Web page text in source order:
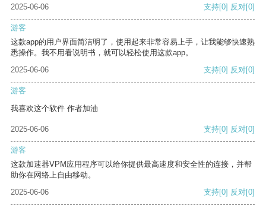
2025-06-06
支持[0] 反对[0]
游客
这款app的用户界面简洁明了，使用起来非常容易上手，让我能够快速熟
悉操作。我不用看说明书，就可以轻松使用这款app。
2025-06-06
支持[0] 反对[0]
游客
我喜欢这个软件 作者加油
2025-06-06 支持[0] 反对[0]
游客
这款加速器VPM应用程序可以给你提供最高速度和安全性的连接，并帮
助你在网络上自由移动。
2025-06-06
支持[0] 反对[0]